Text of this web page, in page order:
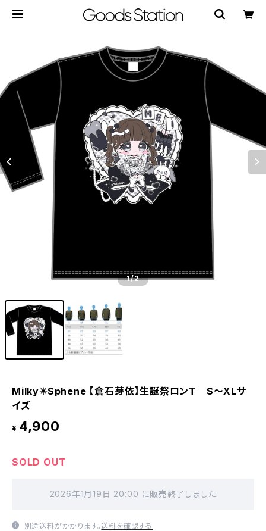
1/2
Milky✳︎Sphene 【倉石芽依】生誕祭ロンT S〜XLサ
イズ
¥ 4,900
SOLD OUT
2026年1月19日 20:00 に販売終了しました
別途送料がかかります。送料を確認する